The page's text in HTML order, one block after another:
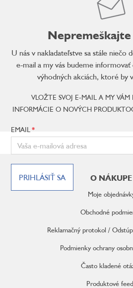
U nás v nakladateľstve sa stále niečo
e-mail a my vás budeme
výhodných akciách, ktoré by
VLOŽTE SVOJ E-MAIL A MY VÁM
INFORMÁCIE O NOVÝCH
EMAIL
PRIHLÁSIŤ SA O NÁKUPE
Moje
Obchodné
Reklamačný protokol /
Podmienky ochrany
Často kladené
Produktové